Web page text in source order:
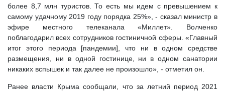
более 8,7 млн туристов. То есть мы идем с превышением к
самому удачному 2019 году порядка 25%», - сказал министр в
эфире местного телеканала «Миллет». Волченко
поблагодарил всех сотрудников гостиничной сферы. «Главный
итог этого периода [пандемии], что ни в одном средстве
размещения, ни в одной гостинице, ни в одном санатории
никаких вспышек и так далее не произошло», - отметил он.
Ранее власти Крыма сообщали, что за летний период 2021